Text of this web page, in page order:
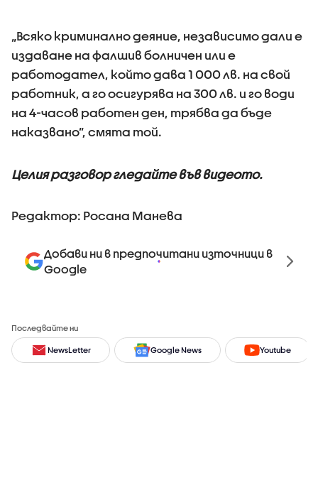
„Всяко криминално деяние, независимо дали е
издаване на фалшив болничен или е
работодател, който дава 1 000 лв. на свой
работник, а го осигурява на 300 лв. и го води
на 4-часов работен ден, трябва да бъде
наказвано”, смята той.
Целия разговор гледайте във видеото.
Редактор: Росана Манева
Добави ни в предпочитани източници в
Google
Последвайте ни
NewsLetter Google News Youtube